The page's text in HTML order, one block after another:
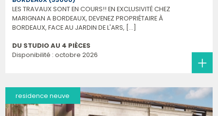
LES TRAVAUX SONT EN COURS!! EN EXCLUSIVITÉ CHEZ
MARIGNAN A BORDEAUX, DEVENEZ PROPRIÉTAIRE À
BORDEAUX, FACE AU JARDIN DE L'ARS, [...]
DU STUDIO AU 4 PIÈCES
Disponibilité : octobre 2026
residence neuve